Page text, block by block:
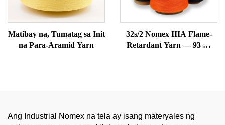
Matibay na, Tumatag sa Init
na Para-Aramid Yarn
32s/2 Nomex IIIA Flame-
Retardant Yarn — 93 %
Ang Industrial Nomex na tela ay isang materyales ng